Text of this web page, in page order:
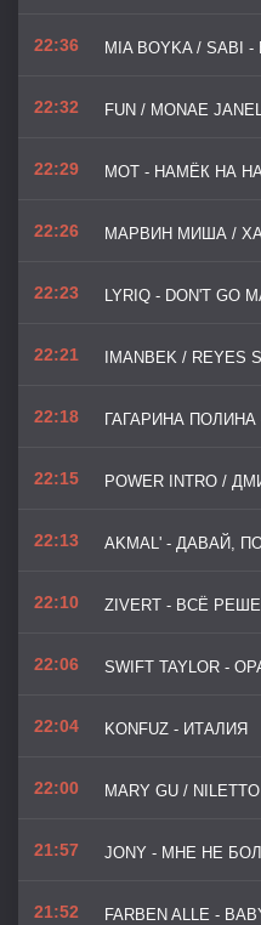
22:36
22:32
22:29 МОТ - НАМЁК НА
22:26 МАРВИН МИША /
22:23 LYRIQ - DON'T GO
22:21
22:18
22:15
22:13 AKMAL' - ДАВАЙ,
22:10 ZIVERT - ВСЁ
22:06 SWIFT TAYLOR -
22:04 KONFUZ - ИТАЛИЯ
22:00
21:57 JONY - МНЕ НЕ
21:52 FARBEN ALLE -